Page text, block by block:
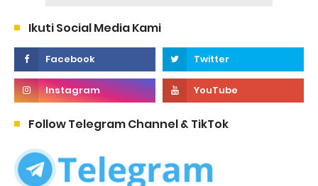
Ikuti Social Media Kami
Follow Telegram Channel & TikTok